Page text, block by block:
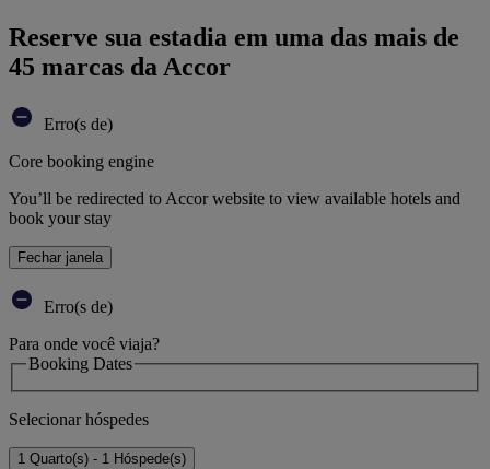
Reserve sua estadia em uma das mais de
45 marcas da Accor
Erro(s de)
Core booking engine
You’ll be redirected to Accor website to view available hotels and
book your stay
Fechar janela
Erro(s de)
Para onde você viaja?
Booking Dates
Selecionar hóspedes
1 Quarto(s) - 1 Hóspede(s)